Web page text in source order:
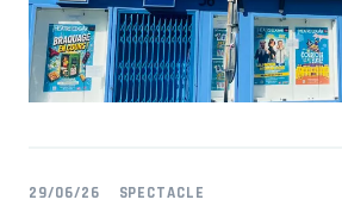
29/06/26 SPECTACLE